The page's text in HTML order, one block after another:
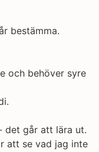
bestämma.
och behöver syre
det går att lära ut.
att se vad jag inte